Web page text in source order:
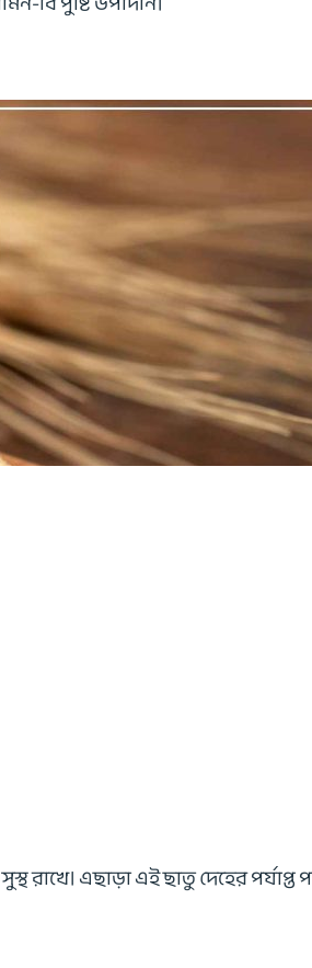
রাখে। এছাড়া এই ছাতু দেহের পর্যাপ্ত